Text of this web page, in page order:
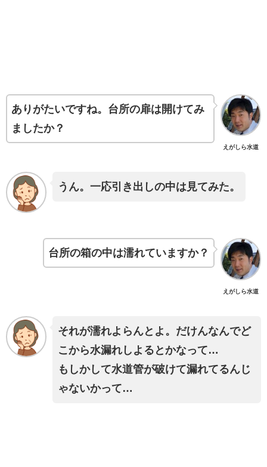
えがしら水道
ありがたいですね。台所の扉は開けてみ
ましたか？
うん。一応引き出しの中は見てみた。
えがしら水道
台所の箱の中は濡れていますか？
それが濡れよらんとよ。だけんなんでど
こから水漏れしよるとかなって…
もしかして水道管が破けて漏れてるんじ
ゃないかって…